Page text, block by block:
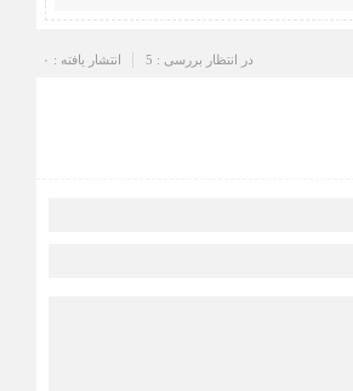
انتشار یافته : ۰ در انتظار بررسی : 5